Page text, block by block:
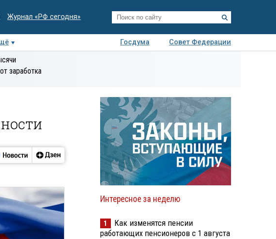
Журнал «РФ сегодня»
Госдума
Совет Федерации
заработка
Интересное за неделю
1
Как изменятся пенсии
работающих пенсионеров с 1 августа